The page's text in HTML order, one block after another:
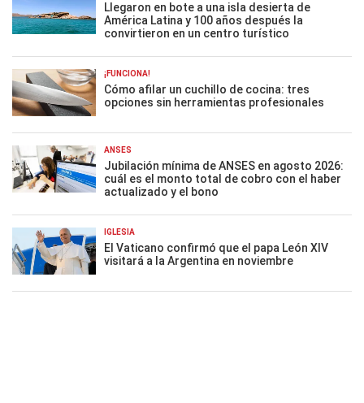
Llegaron en bote a una isla desierta de
América Latina y 100 años después la
convirtieron en un centro turístico
¡FUNCIONA!
Cómo afilar un cuchillo de cocina: tres
opciones sin herramientas profesionales
ANSES
Jubilación mínima de ANSES en agosto 2026:
cuál es el monto total de cobro con el haber
actualizado y el bono
IGLESIA
El Vaticano confirmó que el papa León XIV
visitará a la Argentina en noviembre